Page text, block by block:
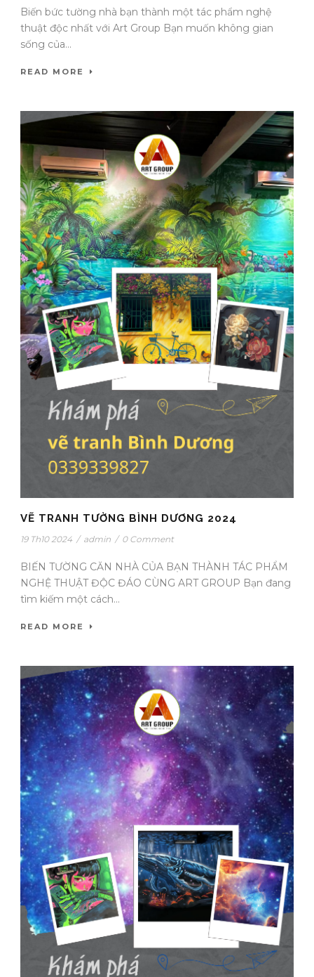
Biến bức tường nhà bạn thành một tác phẩm nghệ
thuật độc nhất với Art Group Bạn muốn không gian
sống của...
READ MORE
VẼ TRANH TƯỜNG BÌNH DƯƠNG 2024
19 Th10 2024 / admin / 0 Comment
BIẾN TƯỜNG CĂN NHÀ CỦA BẠN THÀNH TÁC PHẨM
NGHỆ THUẬT ĐỘC ĐÁO CÙNG ART GROUP Bạn đang
tìm kiếm một cách...
READ MORE